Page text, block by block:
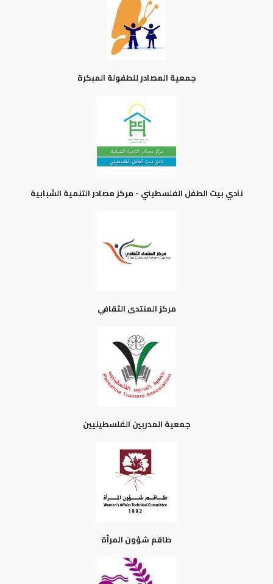
جمعية المصادر للطفولة المبكرة
نادي بيت الطفل الفلسطيني - مركز مصادر التنمية الشبابية
مركز المنتدى الثقافي
جمعية المدربين الفلسطينيين
طاقم شؤون المرأة